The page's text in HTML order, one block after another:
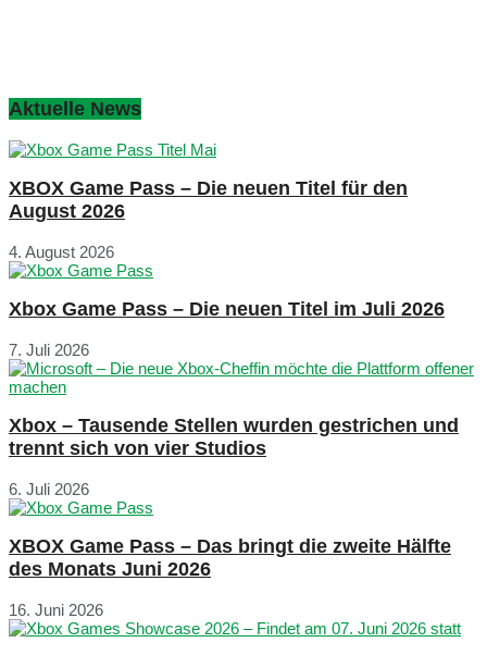
Aktuelle News
XBOX Game Pass – Die neuen Titel für den
August 2026
4. August 2026
Xbox Game Pass – Die neuen Titel im Juli 2026
7. Juli 2026
Xbox – Tausende Stellen wurden gestrichen und
trennt sich von vier Studios
6. Juli 2026
XBOX Game Pass – Das bringt die zweite Hälfte
des Monats Juni 2026
16. Juni 2026